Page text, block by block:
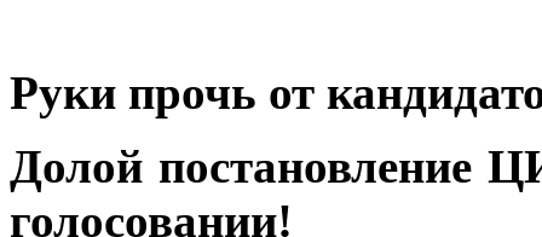
Руки прочь от
Долой постановление
голосовании!